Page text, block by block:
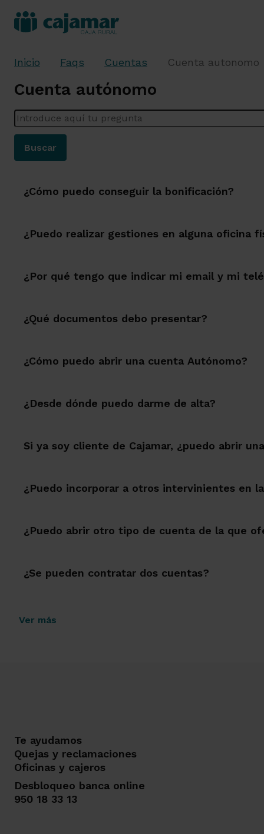
Inicio Faqs Cuentas Cuenta autonomo
Cuenta autónomo
Introduce aquí tu pregunta
Buscar
¿Cómo puedo conseguir la bonificación?
¿Puedo realizar gestiones en alguna oficina
¿Por qué tengo que indicar mi email y mi
¿Qué documentos debo presentar?
¿Cómo puedo abrir una cuenta Autónomo?
¿Desde dónde puedo darme de alta?
Si ya soy cliente de Cajamar, ¿puedo abrir
¿Puedo incorporar a otros intervinientes en
¿Puedo abrir otro tipo de cuenta de la que
¿Se pueden contratar dos cuentas?
Ver más
Te ayudamos
Quejas y reclamaciones
Oficinas y cajeros
Desbloqueo banca online
950 18 33 13